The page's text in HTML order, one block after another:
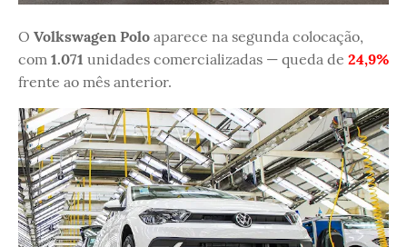
O Volkswagen Polo aparece na segunda colocação,
com 1.071 unidades comercializadas — queda de 24,9%
frente ao mês anterior.